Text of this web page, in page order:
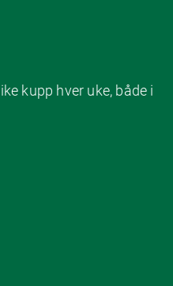
kupp hver uke, både i